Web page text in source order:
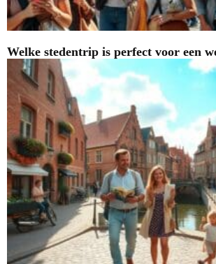
Welke stedentrip is perfect voor een